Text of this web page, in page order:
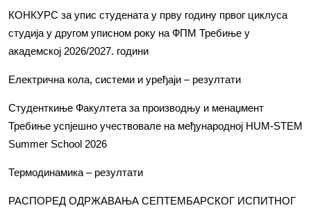
КОНКУРС за упис студената у прву годину првог циклуса
студија у другом уписном року на ФПМ Требиње у
академској 2026/2027. години
Електрична кола, системи и уређаји – резултати
Студенткиње Факултета за производњу и менаџмент
Требиње успјешно учествовале на међународној HUM-STEM
Summer School 2026
Термодинамика – резултати
РАСПОРЕД ОДРЖАВАЊА СЕПТЕМБАРСКОГ ИСПИТНОГ